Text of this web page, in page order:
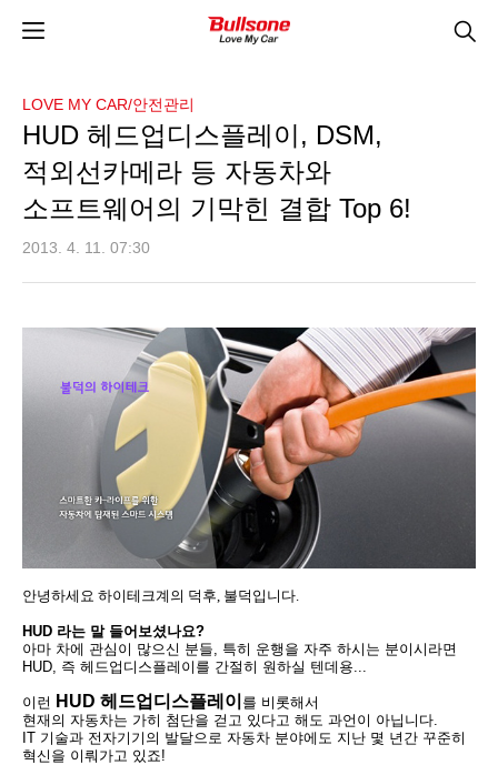
LOVE MY CAR/안전관리
HUD 헤드업디스플레이, DSM,
적외선카메라 등 자동차와
소프트웨어의 기막힌 결합 Top 6!
2013. 4. 11. 07:30
안녕하세요 하이테크계의 덕후 불덕입니다
HUD 라는 말 들어보셨나요?
아마 차에 관심이 많으신 분들, 특히 운행을 자주 하시는 분이시라면
HUD, 즉 헤드업 디스플레이를 간절히 원하실 텐데용...
이런 HUD 헤드업디스플레이 를 비롯해서
현재의 자동차는 가히 첨단을 걷고 있다고 해도 과언이 아닙니다.
IT 기술과 전자기기의 발달으로 자동차 분야에도 지난 몇 년간 꾸준히
혁신을 이뤄가고 있죠!